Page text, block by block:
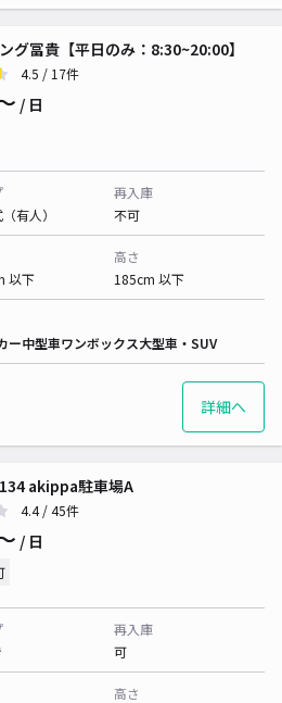
グ冨貴【平日のみ：8:30~20:00】
4.5 / 17件
/ 日
有人）
再入庫
不可
以下
高さ
185cm 以下
ー中型車ワンボックス大型車・SUV
詳細へ
akippa駐車場A
4.4/ 45件
/ 日
再入庫
可
高さ